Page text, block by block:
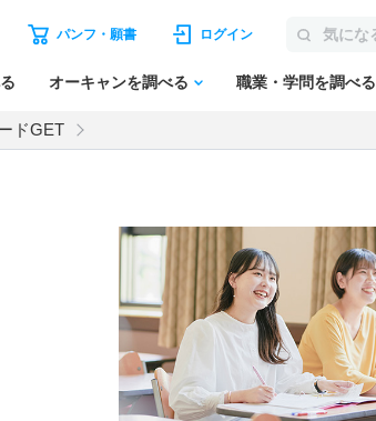
パンフ・願書 ログイン
オーキャンを調べる 職業・学問を調べる
ドGET